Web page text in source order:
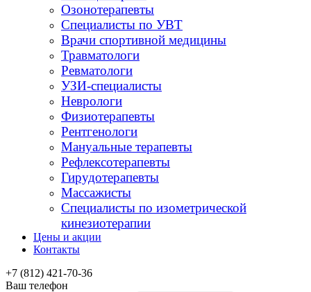
Озонотерапевты
Специалисты по УВТ
Врачи спортивной медицины
Травматологи
Ревматологи
УЗИ-специалисты
Неврологи
Физиотерапевты
Рентгенологи
Мануальные терапевты
Рефлексотерапевты
Гирудотерапевты
Массажисты
Специалисты по изометрической
кинезиотерапии
Цены и акции
Контакты
+7 (812) 421-70-36
Ваш телефон